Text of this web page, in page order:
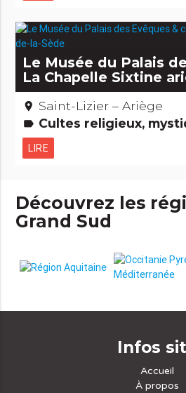
Le Musée du Palais
La Chapelle Sixtine
place Saint-Lizier – Ariège
label Cultes religieux, mystiques & païens Musées &
LIRE
Découvrez les
Grand Sud
Infos
Accueil
À propos